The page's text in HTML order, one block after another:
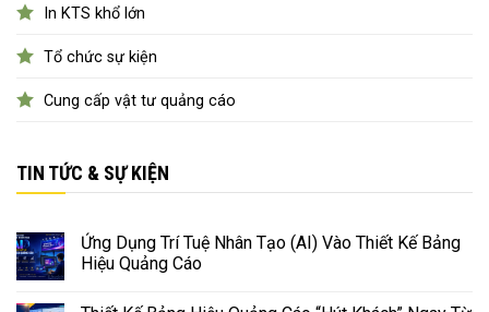
In KTS khổ lớn
Tổ chức sự kiện
Cung cấp vật tư quảng cáo
TIN TỨC & SỰ KIỆN
Ứng Dụng Trí Tuệ Nhân Tạo (AI) Vào Thiết Kế Bảng
Hiệu Quảng Cáo